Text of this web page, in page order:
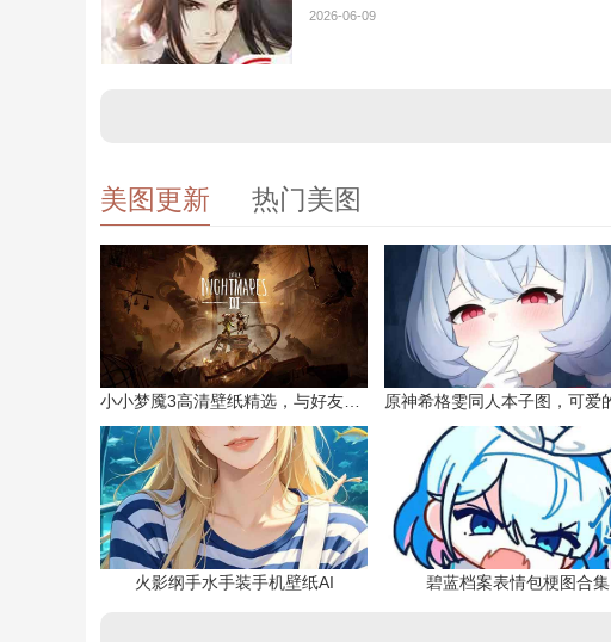
2026-06-09
美图更新 热门美图
火影纲手水手装手机壁纸AI 碧蓝档案表情包梗图合集